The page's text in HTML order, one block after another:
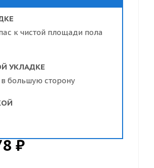
к чистой площади пола
УКЛАДКЕ
большую сторону
₽